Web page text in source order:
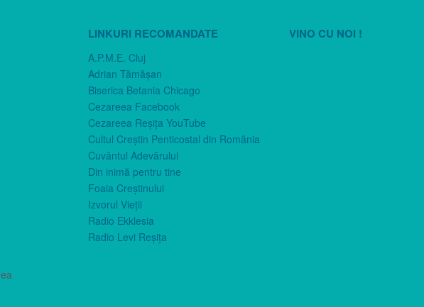
LINKURI RECOMANDATE
A.P.M.E. Cluj
Adrian Tămăşan
Biserica Betania Chicago
Cezareea Facebook
Cezareea Reşiţa YouTube
Cultul Creştin Penticostal din România
Cuvântul Adevărului
Din inimă pentru tine
Foaia Creştinului
Izvorul Vieţii
Radio Ekklesia
Radio Levi Reşiţa
VINO CU NOI !